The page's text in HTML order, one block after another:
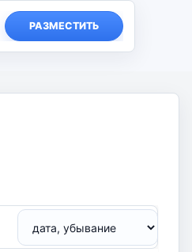
РАЗМЕСТИТЬ